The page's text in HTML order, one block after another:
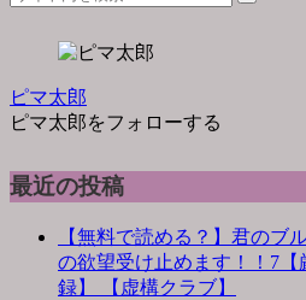
ピマ太郎
ピマ太郎をフォローする
最近の投稿
【無料で読める？】君のブ
の欲望受け止めます！！7【
録】 【虚構クラブ】